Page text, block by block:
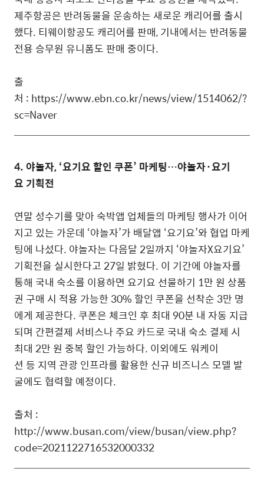
제주항공은 반려동물을 운송하는 새로운 캐리어를 출시
했다. 티웨이항공도 캐리어를 판매, 기내에서는 반려동물
전용 승무원 유니폼도 판매 중이다.
출
처 : https://www.ebn.co.kr/news/view/1514062/?
sc=Naver
4. 야놀자, ‘요기요 할인 쿠폰’ 마케팅…야놀자·요기
요 기획전
연말 성수기를 맞아 숙박앱 업체들의 마케팅 행사가 이어
지고 있는 가운데 ‘야놀자’가 배달앱 ‘요기요’와 협업 마케
팅에 나섰다. 야놀자는 다음달 2일까지 ‘야놀자X요기요’
기획전을 실시한다고 27일 밝혔다. 이 기간에 야놀자를
통해 국내 숙소를 이용하면 요기요 선물하기 1만 원 상품
권 구매 시 적용 가능한 30% 할인 쿠폰을 선착순 3만 명
에게 제공한다. 쿠폰은 체크인 후 최대 90분 내 자동 지급
되며 간편결제 서비스나 주요 카드로 국내 숙소 결제 시
최대 2만 원 중복 할인 가능하다. 이외에도 워케이
션 등 지역 관광 인프라를 활용한 신규 비즈니스 모델 발
굴에도 협력할 예정이다.
출처 :
http://www.busan.com/view/busan/view.php?
code=2021122716532000332